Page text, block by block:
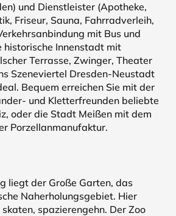
und Dienstleister (Apotheke,
Friseur, Sauna, Fahrradverleih,
mit Bus und
historische Innenstadt mit
Terrasse, Zwinger, Theater
Szeneviertel Dresden-Neustadt
Bequem erreichen Sie mit der
und Kletterfreunden beliebte
oder die Stadt Meißen mit dem
Porzellanmanufaktur.
liegt der Große Garten, das
Naherholungsgebiet. Hier
spazierengehn. Der Zoo